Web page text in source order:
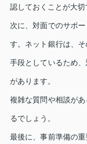
認しておくことが大切
次に、対面でのサポ
す。ネット銀行は、
手段としているため
があります。
複雑な質問や相談が
るでしょう。
最後に、事前準備の